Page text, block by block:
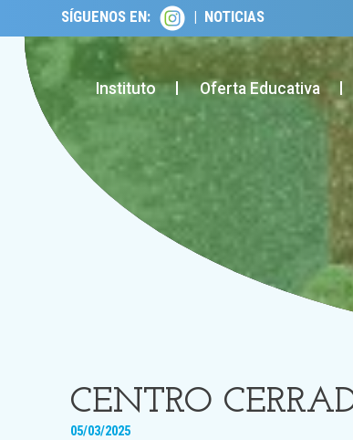
SÍGUENOS EN: | NOTICIAS
Instituto Oferta Educativa
CENTRO
05/03/2025